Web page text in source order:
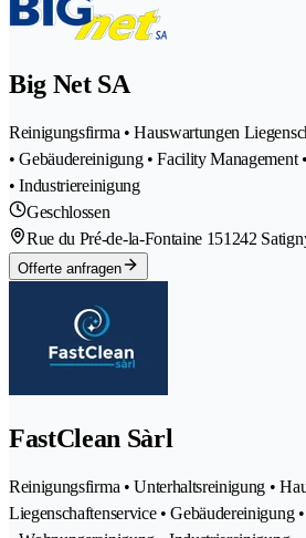
Big Net SA
Reinigungsfirma • Hauswartungen
• Gebäudereinigung • Facility Management
• Industriereinigung
Geschlossen
Rue du Pré-de-la-Fontaine 151242
Offerte anfragen
FastClean Sàrl
Reinigungsfirma • Unterhaltsreinigung •
Liegenschaftenservice • Gebäudereinigung